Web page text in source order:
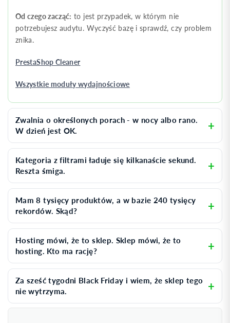
Od czego zacząć: to jest przypadek, w którym nie
potrzebujesz audytu. Wyczyść bazę i sprawdź, czy problem
znika.
PrestaShop Cleaner
Wszystkie moduły wydajnościowe
Zwalnia o określonych porach - w nocy albo rano.
W dzień jest OK.
Kategoria z filtrami ładuje się kilkanaście sekund.
Reszta śmiga.
Mam 8 tysięcy produktów, a w bazie 240 tysięcy
rekordów. Skąd?
Hosting mówi, że to sklep. Sklep mówi, że to
hosting. Kto ma rację?
Za sześć tygodni Black Friday i wiem, że sklep tego
nie wytrzyma.